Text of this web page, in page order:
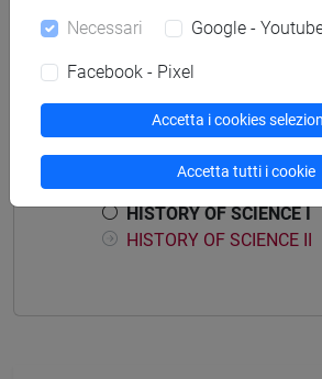
HISTORY OF SCIENCE I
Struttura generale
HISTORY OF SCIENCE
HISTORY OF SCIENCE I
HISTORY OF SCIENCE II
Necessari Google -
Facebook - Pixel
Accetta i cookies
Accetta tutti i cookie